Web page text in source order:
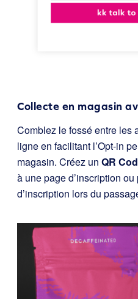
Collecte en magasin
Comblez le fossé entre les
ligne en facilitant l’Opt-in
magasin. Créez un QR
à une page d’inscription
d’inscription lors du